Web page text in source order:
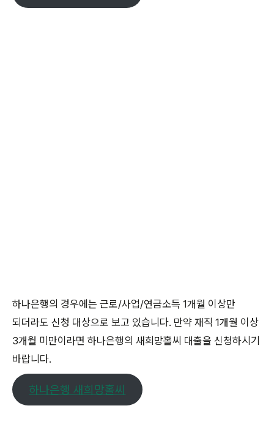
하나은행의 경우에는 근로/사업/연금소득 1개월 이상만
되더라도 신청 대상으로 보고 있습니다. 만약 재직 1개월 이상
3개월 미만이라면 하나은행의 새희망홀씨 대출을 신청하시기
바랍니다.
하나은행 새희망홀씨